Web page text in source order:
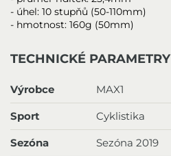
- úhel: 10 stupňů (50-110mm)
- hmotnost: 160g (50mm)
TECHNICKÉ PARAMETRY
Výrobce MAX1
Sport Cyklistika
Sezóna Sezóna 2019